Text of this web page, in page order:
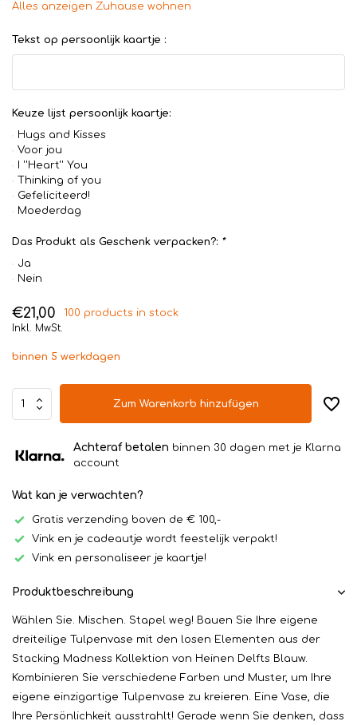
Alles anzeigen Zuhause wohnen
Tekst op persoonlijk kaartje :
Keuze lijst persoonlijk kaartje:
Hugs and Kisses
Voor jou
I ''Heart'' You
Thinking of you
Gefeliciteerd!
Moederdag
Das Produkt als Geschenk verpacken?: *
Ja
Nein
€21,00
100 products in stock
Inkl. MwSt.
binnen 5 werkdagen
Zum Warenkorb hinzufügen
Achteraf betalen binnen 30 dagen met je Klarna
account
Wat kan je verwachten?
Gratis verzending boven de € 100,-
Vink en je cadeautje wordt feestelijk verpakt!
Vink en personaliseer je kaartje!
Produktbeschreibung
Wählen Sie. Mischen. Stapel weg! Bauen Sie Ihre eigene
dreiteilige Tulpenvase mit den losen Elementen aus der
Stacking Madness Kollektion von Heinen Delfts Blauw.
Kombinieren Sie verschiedene Farben und Muster, um Ihre
eigene einzigartige Tulpenvase zu kreieren. Eine Vase, die
Ihre Persönlichkeit ausstrahlt! Gerade wenn Sie denken, dass